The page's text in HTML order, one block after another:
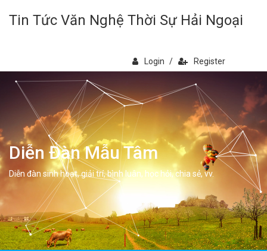
Tin Tức Văn Nghệ Thời Sự Hải Ngoại
Login / Register
Diễn Đàn Mẫu Tâm
Diễn đàn sinh hoạt, giải trí, bình luân, học hỏi, chia sẻ, vv.